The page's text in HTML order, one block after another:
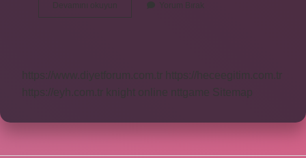
Devamını okuyun
Ve
Yorum Bırak
https://www.diyetforum.com.tr
https://heceegitim.com.tr
https://eyh.com.tr
knight online nttgame Sitemap